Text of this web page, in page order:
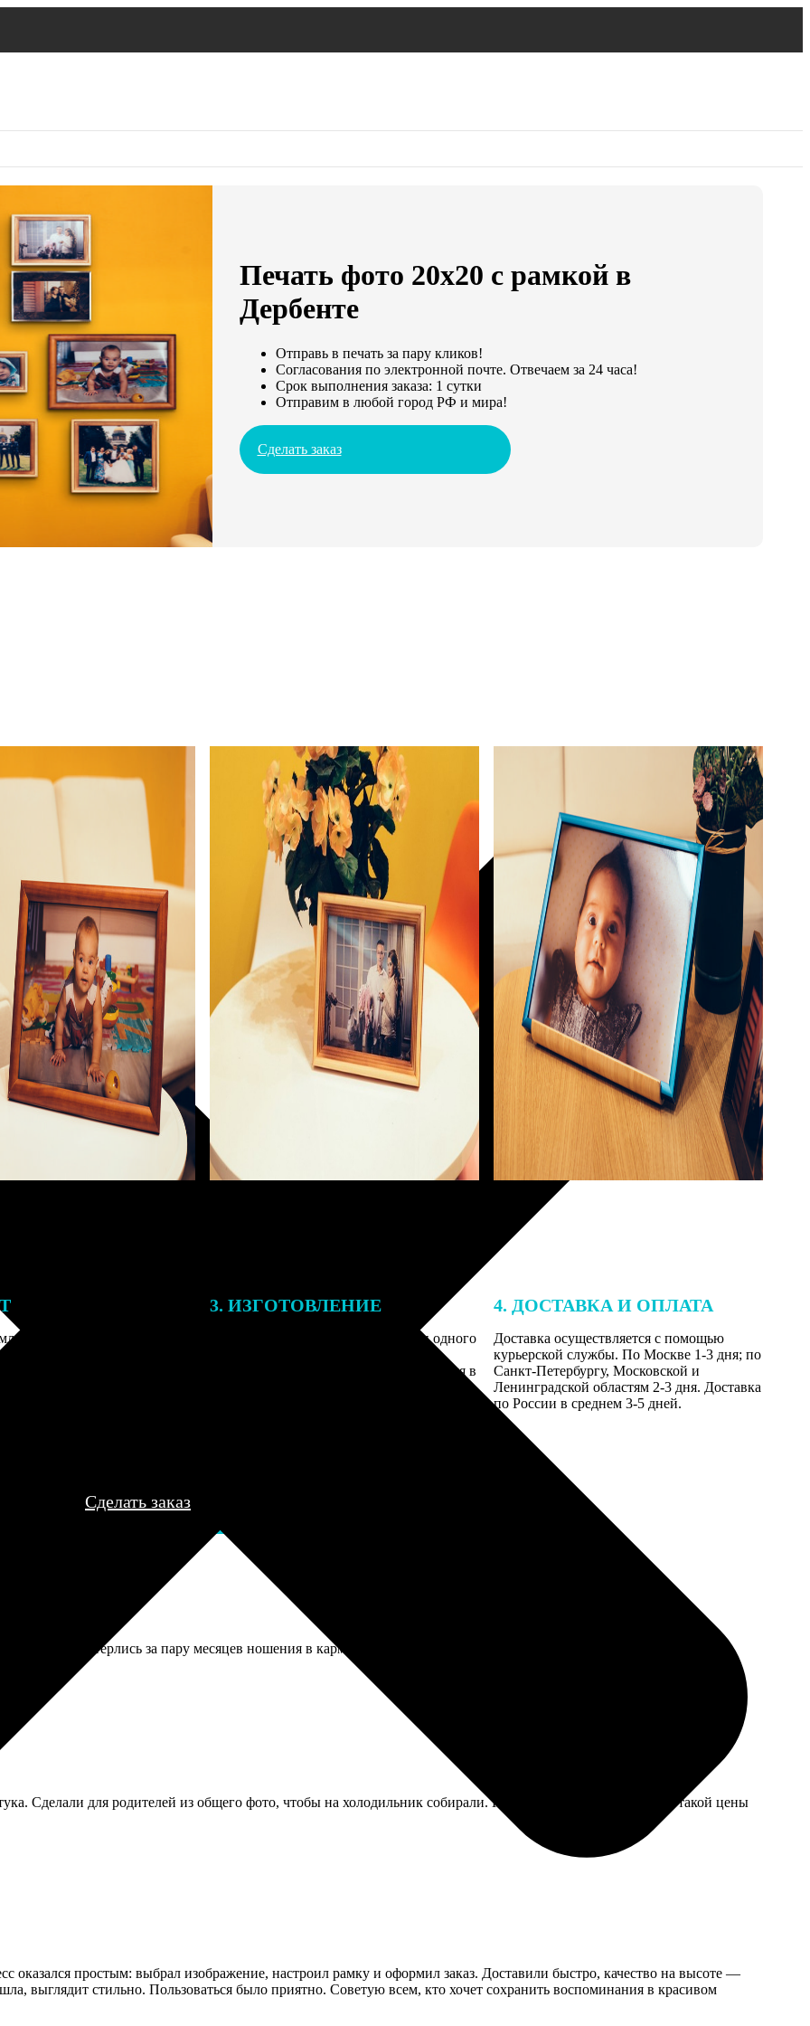
Печать фото 20х20 с рамкой в
Дербенте
Отправь в печать за пару кликов!
Согласования по электронной почте. Отвечаем за 24 часа!
Срок выполнения заказа: 1 сутки
Отправим в любой город РФ и мира!
Сделать заказ
заказа с вами свяжется
для обсуждения деталей
согласования и
заказа по телефону и
мы приступим к его
3. ИЗГОТОВЛЕНИЕ
Все заказы выполняются в течении одного
рабочего дня, после чего передаются
курьеру для доставки либо отправляются в
4. ДОСТАВКА И ОПЛАТА
Доставка осуществляется с помощью
курьерской службы. По Москве 1-3 дня; по
Санкт-Петербургу, Московской и
Ленинградской областям 2-3 дня. Доставка
по России в среднем 3-5 дней.
Сделать заказ
немного стерлись за пару месяцев ношения в кармане. Но как память пойдет.
Сделали для родителей из общего фото, чтобы на холодильник собирали. Качество средненькое, но для такой цены
оказался простым: выбрал изображение, настроил рамку и оформил заказ. Доставили быстро, качество на высоте —
выглядит стильно. Пользоваться было приятно. Советую всем, кто хочет сохранить воспоминания в красивом